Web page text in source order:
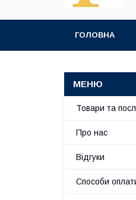
ГОЛОВНА
Товари та
Про нас
Відгуки
Способи